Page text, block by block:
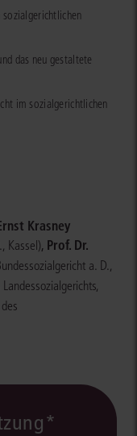
das neu gestaltete
im sozialgerichtlichen
Krasney
Kassel), Prof. Dr.
a. D.,